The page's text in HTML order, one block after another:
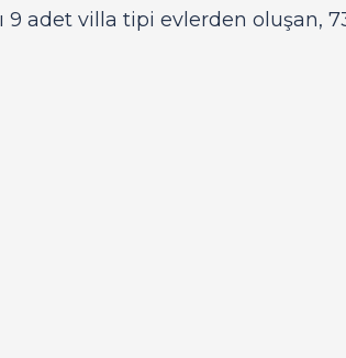
9 adet villa tipi evlerden oluşan,